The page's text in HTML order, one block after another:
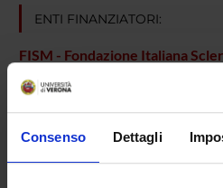
Consenso Dettagli
ENTI FINANZIATORI:
FISM - Fondazione Italiana
assegnato e